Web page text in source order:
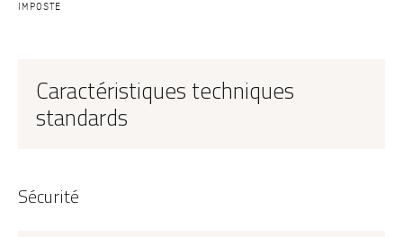
IMPOSTE
Caractéristiques techniques
standards
Sécurité